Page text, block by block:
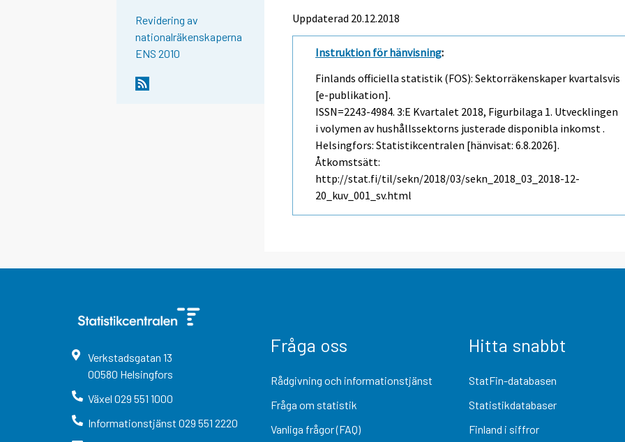
Revidering av
nationalräkenskaperna
ENS 2010
Uppdaterad 20.12.2018
Instruktion för hänvisning:
Finlands officiella statistik (FOS): Sektorräkenskaper kvartalsvis
[e-publikation].
ISSN=2243-4984.3:e Kvartalet 2018, Figurbilaga 1. Utvecklingen
i volymen av hushållssektorns justerade disponibla inkomst .
Helsingfors: Statistikcentralen [hänvisat: 6.8.2026].
Åtkomstsätt:
http://stat.fi/til/sekn/2018/03/sekn_2018_03_2018-12-
20_kuv_001_sv.html
Verkstadsgatan 13
00580 Helsingfors
Växel 029 551 1000
Informationstjänst 029 551 2220
Fråga oss
Rådgivning och informationstjänst
Fråga om statistik
Vanliga frågor (FAQ)
Hitta snabbt
StatFin-databasen
Statistikdatabaser
Finland i siffror